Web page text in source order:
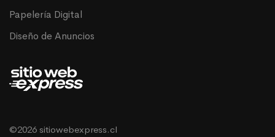
Papelería Digital
Diseño de Anuncios
©2026 sitiowebexpress.cl